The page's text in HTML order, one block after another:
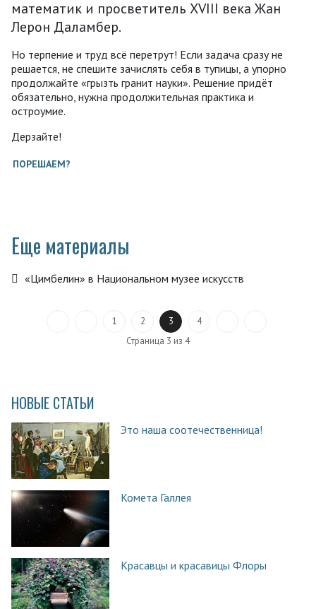
математик и просветитель ХVIII века Жан
Лерон Даламбер.
Но терпение и труд всё перетрут! Если задача сразу не
решается, не спешите зачислять себя в тупицы, а упорно
продолжайте «грызть гранит науки». Решение придёт
обязательно, нужна продолжительная практика и
остроумие.
Дерзайте!
ПОРЕШАЕМ?
Еще материалы
«Цимбелин» в Национальном музее искусств
1 2 3
4
Страница 3 из 4
НОВЫЕ СТАТЬИ
Это наша соотечественница!
Комета Галлея
Красавцы и красавицы Флоры